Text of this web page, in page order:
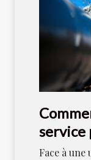
service
Face à une